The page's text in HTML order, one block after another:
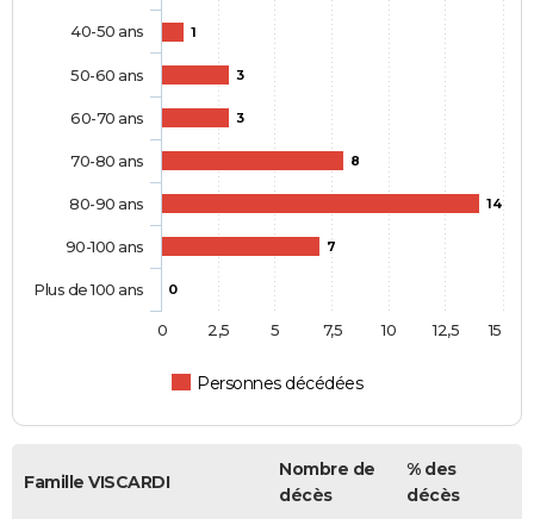
1
3
3
8
14
7
0
Personnes décédées
40-50 ans
50-60 ans
60-70 ans
70-80 ans
80-90 ans
90-100 ans
Plus de 100 ans
0 2,5 5 7,5 10 12,5 15
Famille VISCARDI
Nombre de
décès
% des
décès